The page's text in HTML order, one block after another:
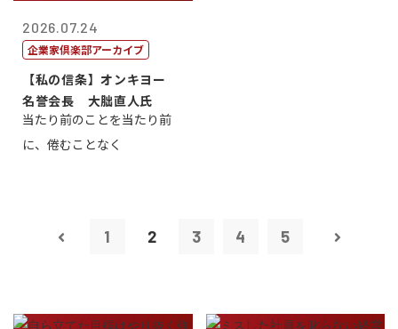
2026.07.24
企業家倶楽部アーカイブ
【私の信条】オンキヨー
名誉会長 大朏直人氏
当たり前のことを当たり前
に、倦むことなく
1 2 3 4 5